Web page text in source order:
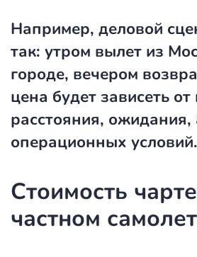
Например, деловой
так: утром вылет из
городе, вечером
цена будет зависеть
расстояния, ожидания,
операционных условий.
Стоимость
частном